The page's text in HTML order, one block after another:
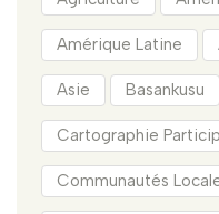
Amérique Latine
Asie Basankusu
Cartographie
Communautés